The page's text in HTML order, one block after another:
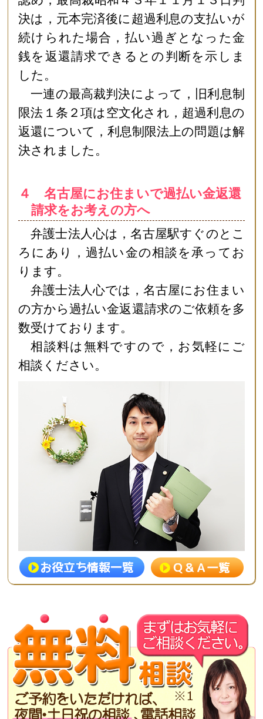
決は，元本完済後に超過利息の支払いが
続けられた場合，払い過ぎとなった金
銭を返還請求できるとの判断を示しま
した。
一連の最高裁判決によって，旧利息制
限法１条２項は空文化され，超過利息の
返還について，利息制限法上の問題は解
決されました。
４ 名古屋にお住まいで過払い金返還
請求をお考えの方へ
弁護士法人心は，名古屋駅すぐのとこ
ろにあり，過払い金の相談を承ってお
ります。
弁護士法人心では，名古屋にお住まい
の方から過払い金返還請求のご依頼を多
数受けております。
相談料は無料ですので，お気軽にご
相談ください。